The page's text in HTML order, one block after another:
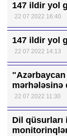
147 ildir yol
22 07 2022 16:40
147 ildir yol
22 07 2022 14:13
mərhələsinə
22 07 2022 11:30
Dil qüsurları